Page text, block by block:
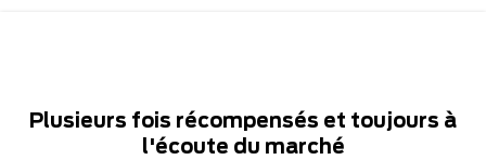
Plusieurs fois récompensés et toujours à
l'écoute du marché